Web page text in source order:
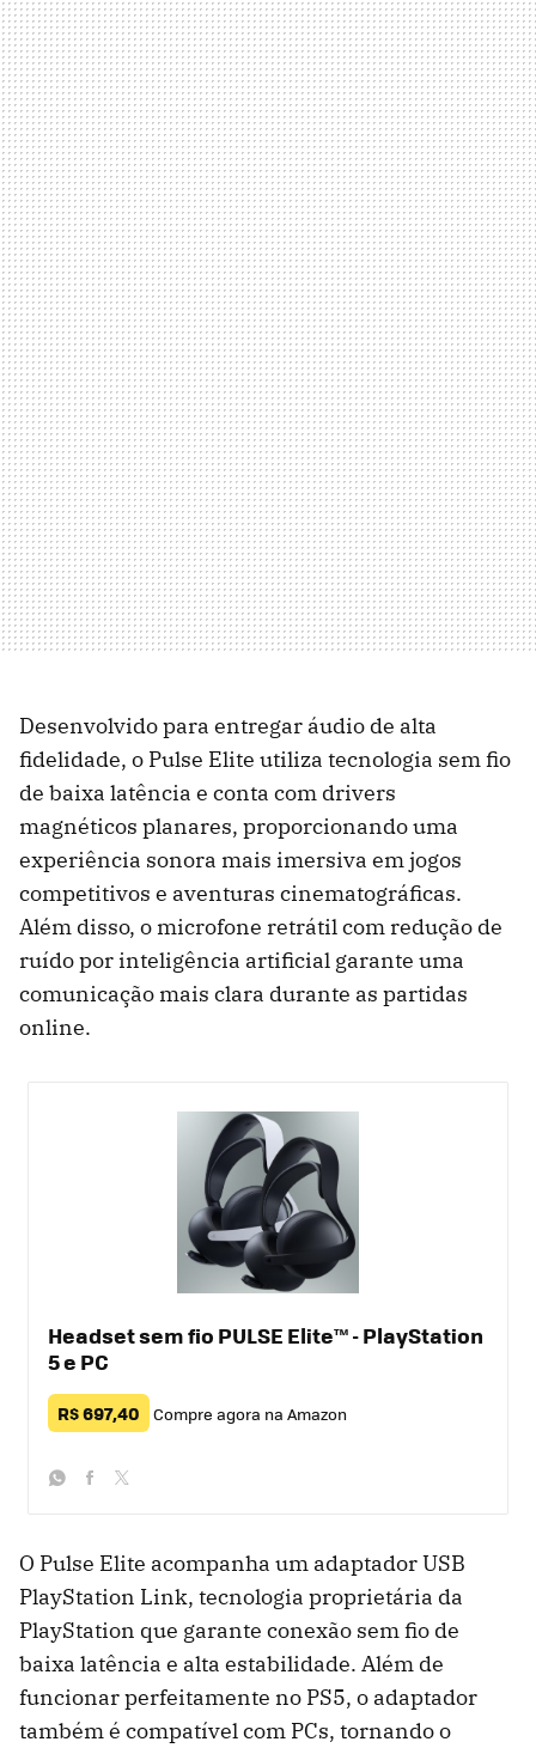
Desenvolvido para entregar áudio de alta
fidelidade, o Pulse Elite utiliza tecnologia sem fio
de baixa latência e conta com drivers
magnéticos planares, proporcionando uma
experiência sonora mais imersiva em jogos
competitivos e aventuras cinematográficas.
Além disso, o microfone retrátil com redução de
ruído por inteligência artificial garante uma
comunicação mais clara durante as partidas
online.
Headset sem fio PULSE Elite™ - PlayStation
5 e PC
R$ 697,40 Compre agora na Amazon
O Pulse Elite acompanha um adaptador USB
PlayStation Link, tecnologia proprietária da
PlayStation que garante conexão sem fio de
baixa latência e alta estabilidade. Além de
funcionar perfeitamente no PS5, o adaptador
também é compatível com PCs, tornando o